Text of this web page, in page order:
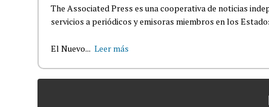
The Associated Press es una cooperativa de noticias
servicios a periódicos y emisoras miembros en los
El Nuevo... Leer más